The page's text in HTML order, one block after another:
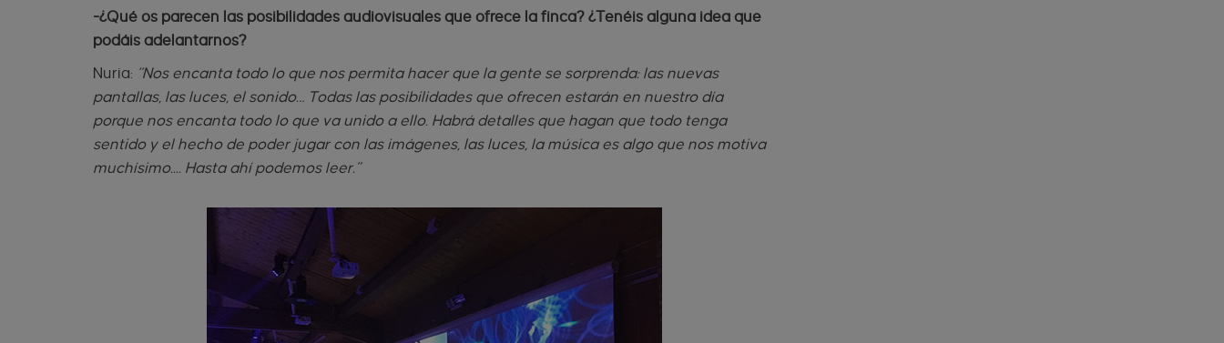
-¿Qué os parecen las posibilidades audiovisuales que ofrece la finca? ¿Tenéis alguna idea que
podáis adelantarnos?
Nuria: “Nos encanta todo lo que nos permita hacer que la gente se sorprenda: las nuevas
pantallas, las luces, el sonido… Todas las posibilidades que ofrecen estarán en nuestro día
porque nos encanta todo lo que va unido a ello. Habrá detalles que hagan que todo tenga
sentido y el hecho de poder jugar con las imágenes, las luces, la música es algo que nos motiva
muchísimo.... Hasta ahí podemos leer.”